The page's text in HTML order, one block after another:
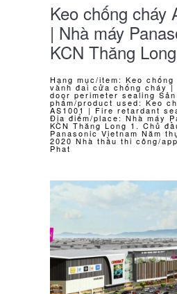
Keo chống cháy
| Nhà máy
KCN Thăng
Hạng mục/item: Keo
vành đai cửa chống cháy |
door perimeter sealing Sản
phẩm/product used: Keo
AS1001 | Fire retardant
Địa điểm/place: Nhà máy
KCN Thăng Long 1. Chủ
Panasonic Vietnam Năm
2020 Nhà thầu thi công/
Phat